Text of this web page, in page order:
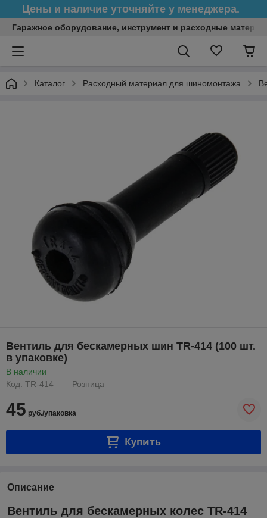
Цены и наличие уточняйте у менеджера.
Гаражное оборудование, инструмент и расходные
Каталог Расходный материал для шиномонтажа
Вентиль для бескамерных шин TR-414 (100 шт.
в упаковке)
В наличии
Код: TR-414
Розница
45 руб./упаковка
Купить
Описание
Вентиль для бескамерных колес TR-414